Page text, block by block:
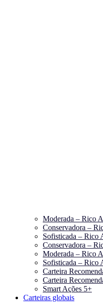
Moderada – Rico
Conservadora –
Sofisticada – Rico
Conservadora –
Moderada – Rico
Sofisticada – Rico
Carteira
Carteira
Smart Ações 5+
Carteiras globais